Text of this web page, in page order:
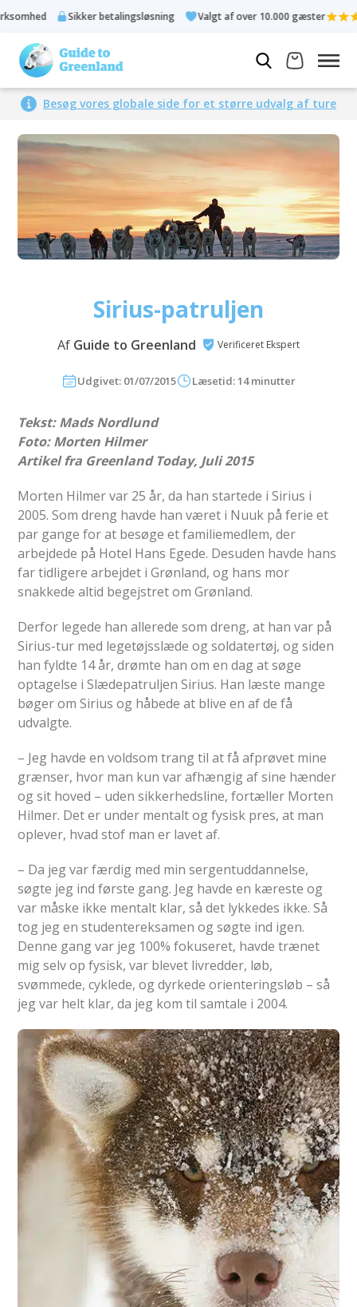
Sikker betalingsløsning Valgt af over 10.000 gæster
Besøg vores globale side for et større udvalg af ture
Sirius-patruljen
Af Guide to Greenland Verificeret Ekspert
Udgivet: 01/07/2015 Læsetid: 14 minutter
Tekst: Mads Nordlund
Foto: Morten Hilmer
Artikel fra Greenland Today, Juli 2015
Morten Hilmer var 25 år, da han startede i Sirius i
2005. Som dreng havde han været i Nuuk på ferie et
par gange for at besøge et familiemedlem, der
arbejdede på Hotel Hans Egede. Desuden havde hans
far tidligere arbejdet i Grønland, og hans mor
snakkede altid begejstret om Grønland.
Derfor legede han allerede som dreng, at han var på
Sirius-tur med legetøjsslæde og soldatertøj, og siden
han fyldte 14 år, drømte han om en dag at søge
optagelse i Slædepatruljen Sirius. Han læste mange
bøger om Sirius og håbede at blive en af de få
udvalgte.
– Jeg havde en voldsom trang til at få afprøvet mine
grænser, hvor man kun var afhængig af sine hænder
og sit hoved – uden sikkerhedsline, fortæller Morten
Hilmer. Det er under mentalt og fysisk pres, at man
oplever, hvad stof man er lavet af.
– Da jeg var færdig med min sergentuddannelse,
søgte jeg ind første gang. Jeg havde en kæreste og
var måske ikke mentalt klar, så det lykkedes ikke. Så
tog jeg en studentereksamen og søgte ind igen.
Denne gang var jeg 100% fokuseret, havde trænet
mig selv op fysisk, var blevet livredder, løb,
svømmede, cyklede, og dyrkede orienteringsløb – så
jeg var helt klar, da jeg kom til samtale i 2004.